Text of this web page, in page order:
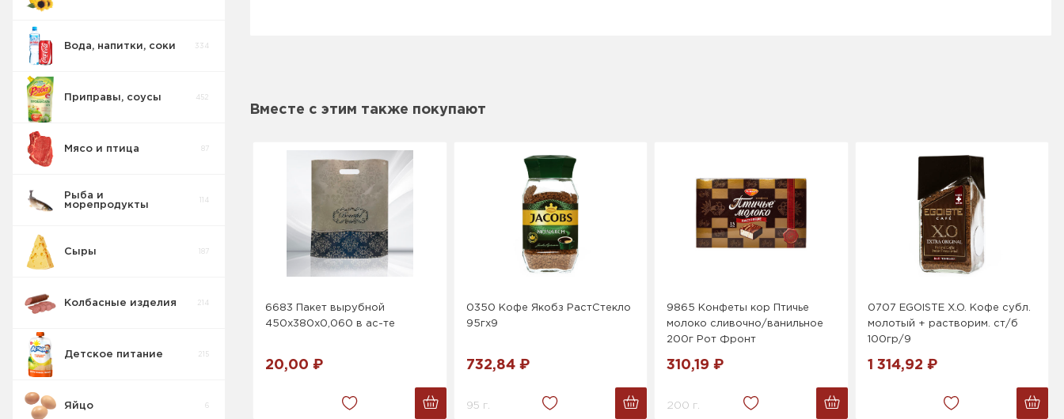
Вода, напитки, соки 334
Приправы, соусы 452
Мясо и птица 87
Рыба и
морепродукты
114
Сыры 187
Колбасные изделия 214
Детское питание 215
Яйцо 6
Вместе с этим также покупают
6683 Пакет вырубной
450х380х0,060 в ас-те
20,00 ₽
0350 Кофе Якобз РастСтекло
95гх9
732,84 ₽
95 г.
9865 Конфеты кор Птичье
молоко сливочно/ванильное
200г Рот Фронт
310,19 ₽
200 г.
0707 EGOISTE X.O. Кофе субл.
молотый + растворим. ст/б
100гр/9
1 314,92 ₽